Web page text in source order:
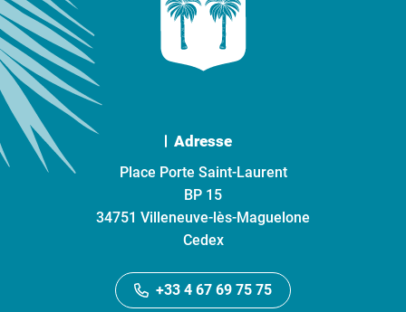
Adresse
Place Porte Saint-Laurent
BP 15
34751 Villeneuve-lès-Maguelone
Cedex
+33 4 67 69 75 75